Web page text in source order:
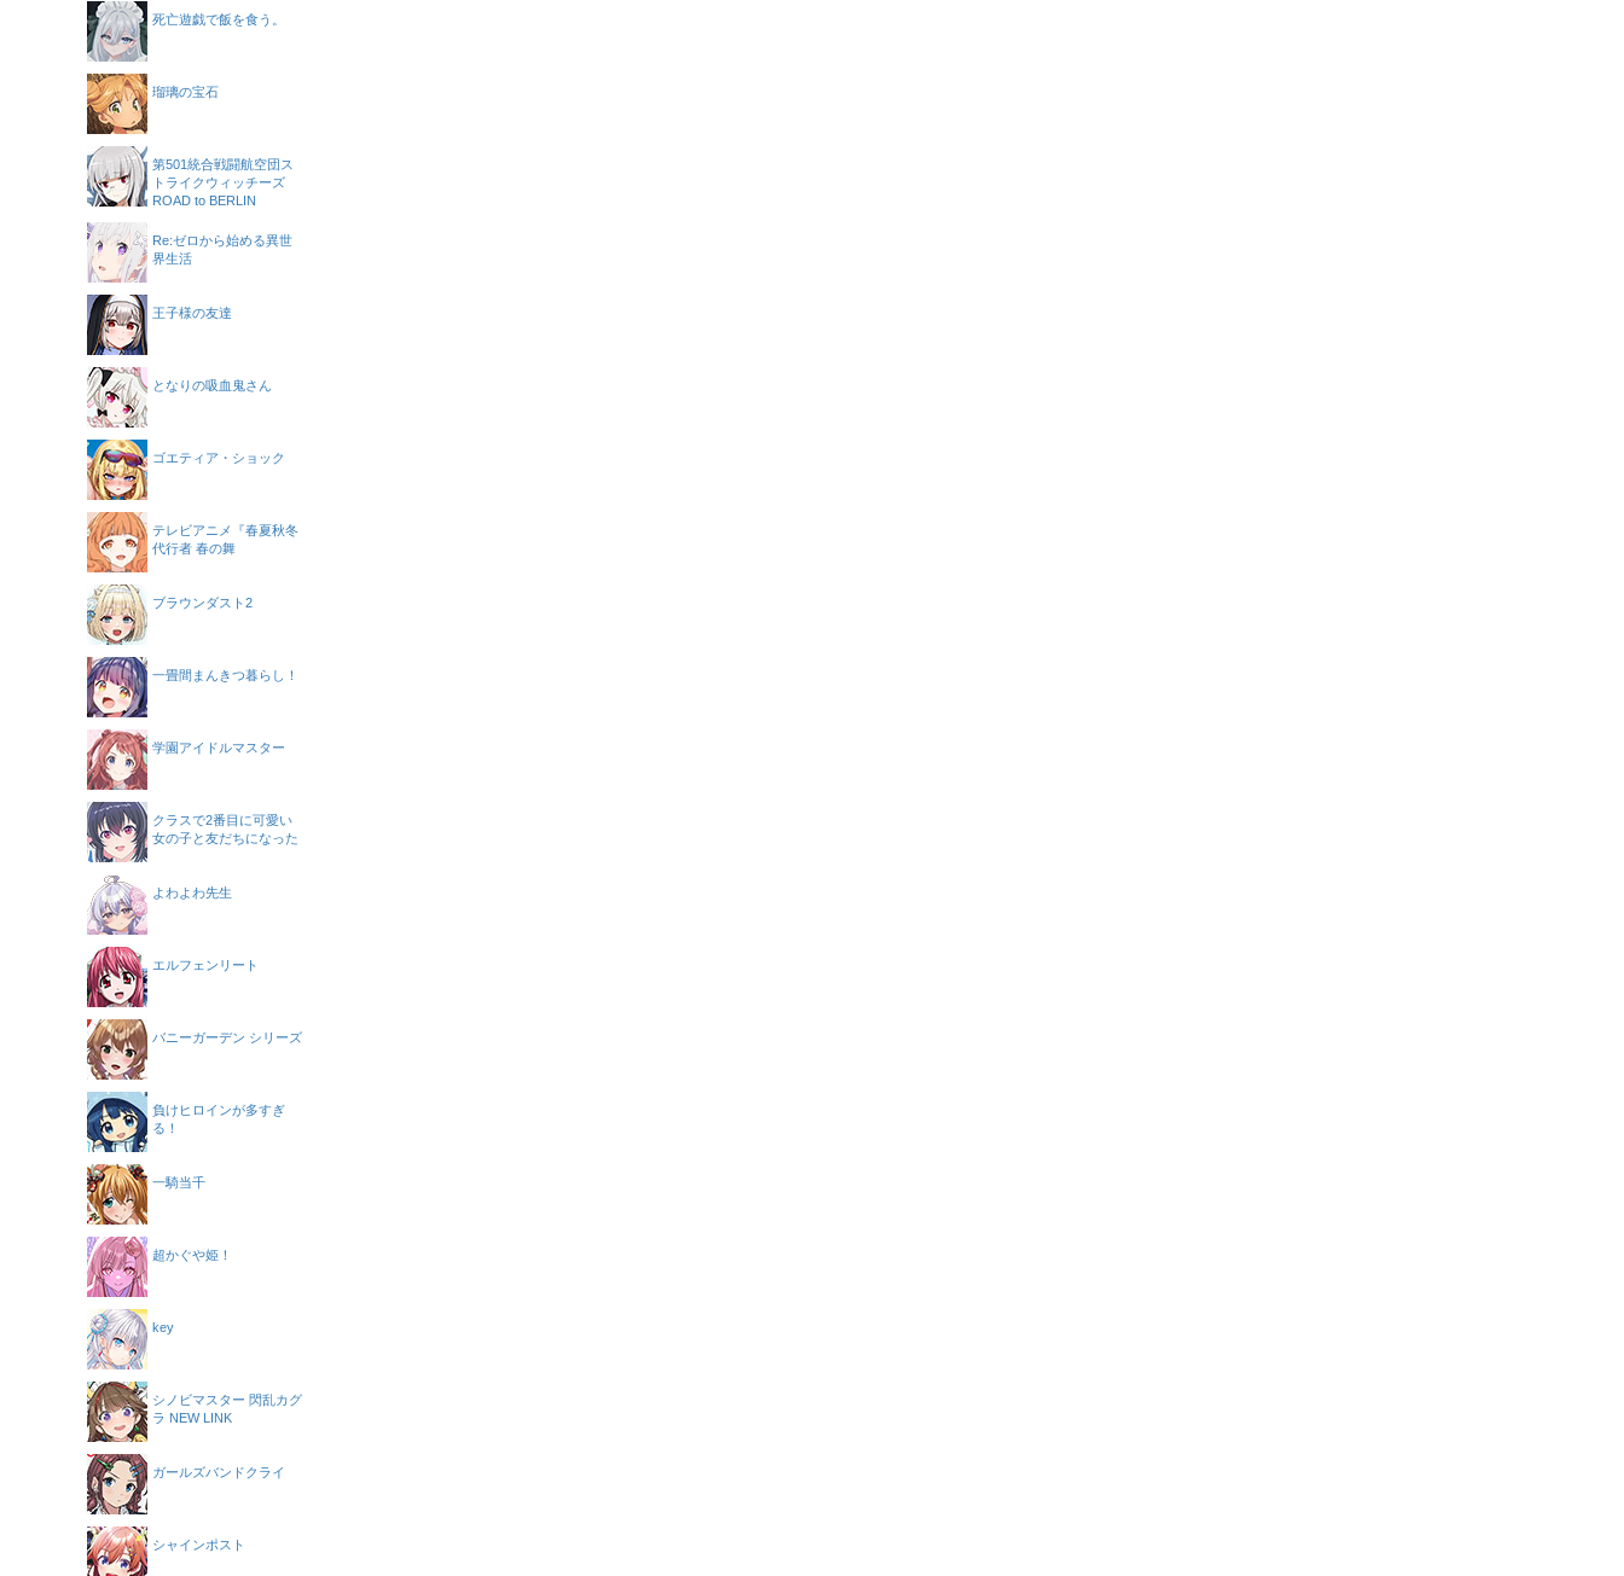
死亡遊戯で飯を食う。
瑠璃の宝石
第501統合戦闘航空団ス
トライクウィッチーズ
ROAD to BERLIN
Re:ゼロから始める異世
界生活
王子様の友達
となりの吸血鬼さん
ゴエティア・ショック
テレビアニメ『春夏秋冬
代行者 春の舞
ブラウンダスト2
一畳間まんきつ暮らし！
学園アイドルマスター
クラスで2番目に可愛い
女の子と友だちになった
よわよわ先生
エルフェンリート
バニーガーデン シリーズ
負けヒロインが多すぎ
る！
一騎当千
超かぐや姫！
key
シノビマスター 閃乱カグ
ラ NEW LINK
ガールズバンドクライ
シャインポスト